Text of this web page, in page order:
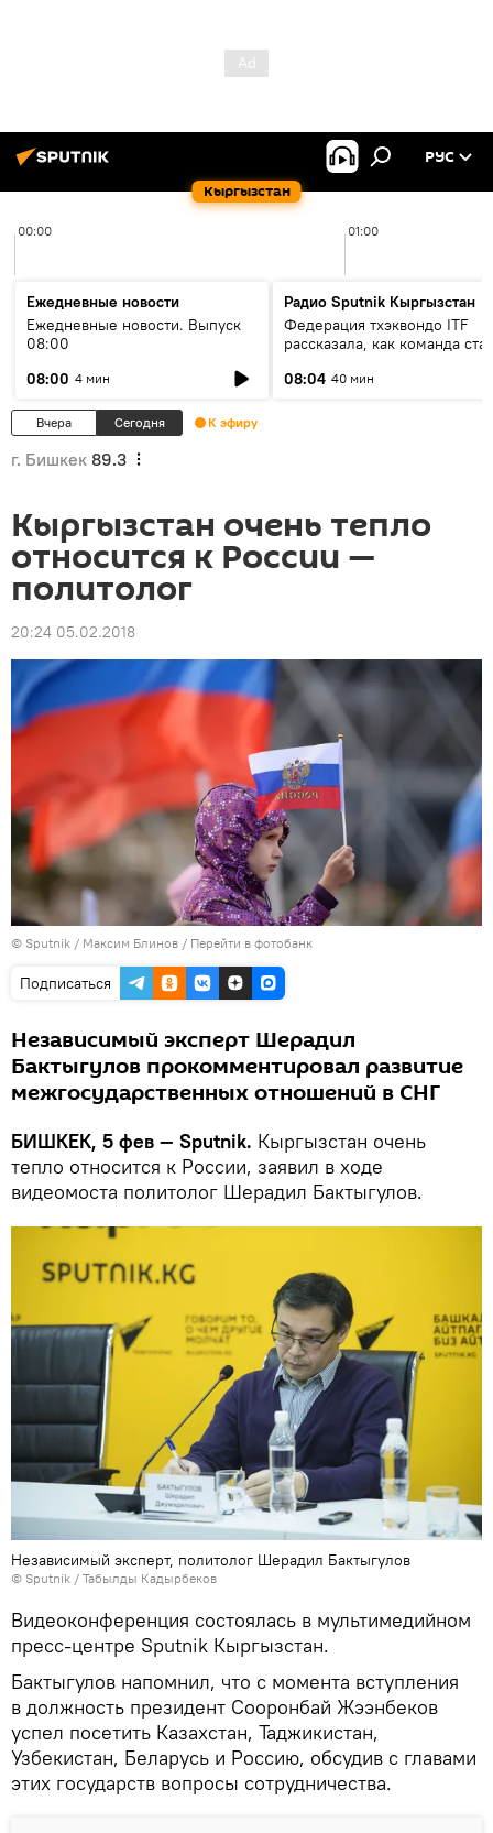
Кыргызстан
РУС
00:00 01:00
Ежедневные новости
Ежедневные новости. Выпуск
08:00
08:00 4 мин
Радио Sputnik Кыргызстан
Федерация тхэквондо ITF
рассказала, как команда
08:04 40 мин
Вчера Сегодня К эфиру
г. Бишкек 89.3
Кыргызстан очень тепло
относится к России —
политолог
20:24 05.02.2018
© Sputnik / Максим Блинов / Перейти в фотобанк
Подписаться
Независимый эксперт Шерадил
Бактыгулов прокомментировал развитие
межгосударственных отношений в СНГ
БИШКЕК, 5 фев — Sputnik. Кыргызстан очень
тепло относится к России, заявил в ходе
видеомоста политолог Шерадил Бактыгулов.
Независимый эксперт, политолог Шерадил Бактыгулов
© Sputnik / Табылды Кадырбеков
Видеоконференция состоялась в мультимедийном
пресс-центре Sputnik Кыргызстан.
Бактыгулов напомнил, что с момента вступления
в должность президент Сооронбай Жээнбеков
успел посетить Казахстан, Таджикистан,
Узбекистан, Беларусь и Россию, обсудив с главами
этих государств вопросы сотрудничества.